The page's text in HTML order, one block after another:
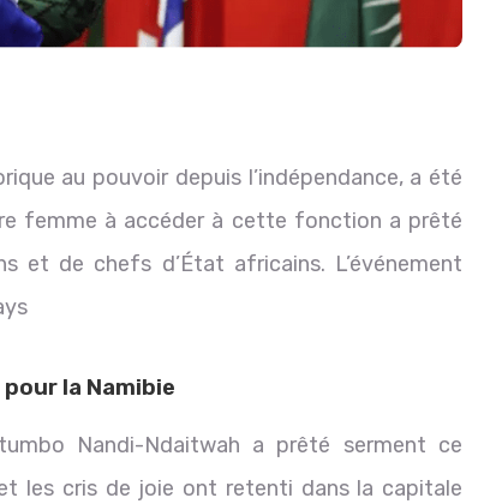
au pouvoir depuis l’indépendance, a été
femme à accéder à cette fonction a prêté
et de chefs d’État africains. L’événement
la Namibie
Nandi-Ndaitwah a prêté serment ce
les cris de joie ont retenti dans la capitale